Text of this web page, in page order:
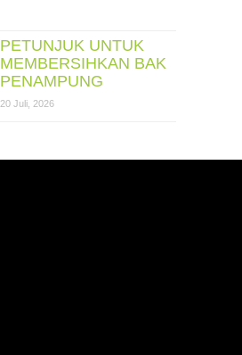
PETUNJUK UNTUK
MEMBERSIHKAN BAK
PENAMPUNG
20 Juli, 2026